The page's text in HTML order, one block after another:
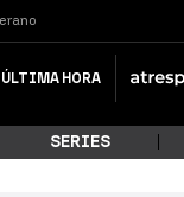
ÚLTIMA HORA
SERIES